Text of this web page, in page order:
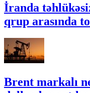
İranda
qrup arasında
Brent markalı